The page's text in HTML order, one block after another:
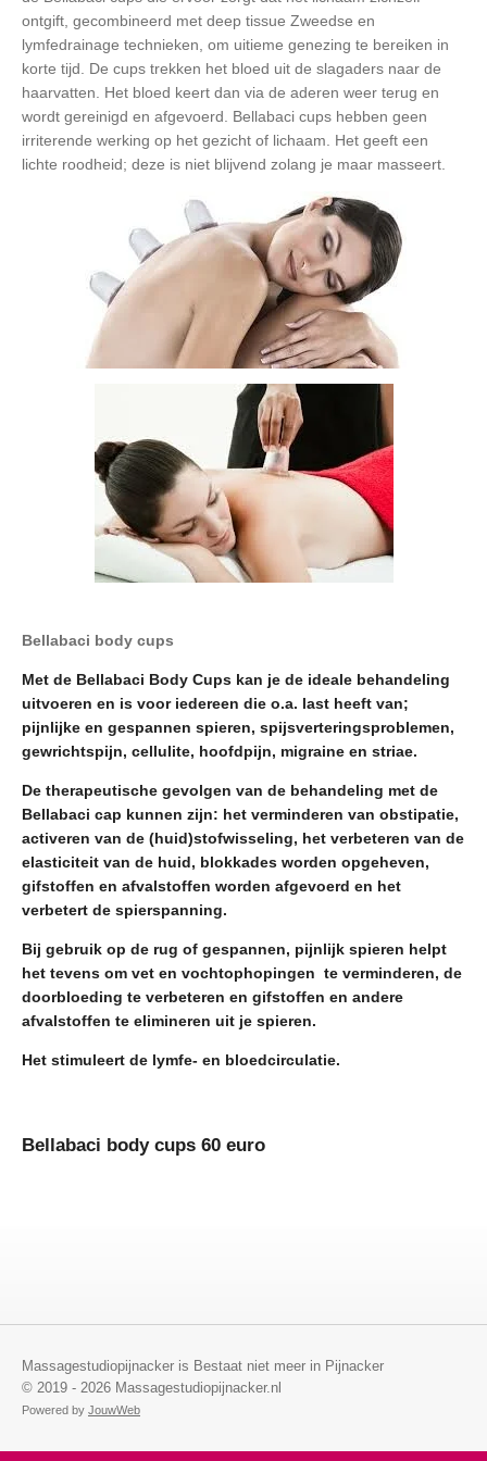
ontgift, gecombineerd met deep tissue Zweedse en
lymfedrainage technieken, om uitieme genezing te bereiken in
korte tijd. De cups trekken het bloed uit de slagaders naar de
haarvatten. Het bloed keert dan via de aderen weer terug en
wordt gereinigd en afgevoerd. Bellabaci cups hebben geen
irriterende werking op het gezicht of lichaam. Het geeft een
lichte roodheid; deze is niet blijvend zolang je maar masseert.
Bellabaci body cups
Met de Bellabaci Body Cups kan je de ideale behandeling
uitvoeren en is voor iedereen die o.a. last heeft van;
pijnlijke en gespannen spieren, spijsverteringsproblemen,
gewrichtspijn, cellulite, hoofdpijn, migraine en striae.
De therapeutische gevolgen van de behandeling met de
Bellabaci cap kunnen zijn: het verminderen van obstipatie,
activeren van de (huid)stofwisseling, het verbeteren van de
elasticiteit van de huid, blokkades worden opgeheven,
gifstoffen en afvalstoffen worden afgevoerd en het
verbetert de spierspanning.
Bij gebruik op de rug of gespannen, pijnlijk spieren helpt
het tevens om vet en vochtophopingen te verminderen, de
doorbloeding te verbeteren en gifstoffen en andere
afvalstoffen te elimineren uit je spieren.
Het stimuleert de lymfe- en bloedcirculatie.
Bellabaci body cups 60 euro
Massagestudiopijnacker is Bestaat niet meer in Pijnacker
© 2019 - 2026 Massagestudiopijnacker.nl
Powered by JouwWeb